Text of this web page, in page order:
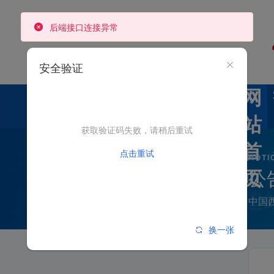
网
站
首
页
公
中国
安全验证
获取验证码失败，请稍后重试
点击重试
换一张
后端接口连接异常